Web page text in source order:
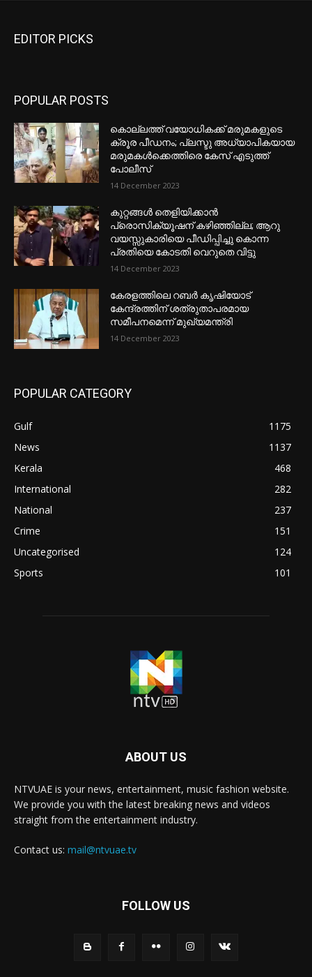
EDITOR PICKS
POPULAR POSTS
കൊല്ലത്ത് വയോധികക്ക് മരുമകളുടെ
ക്രൂര പീഡനം; പ്ലസ്ടു അധ്യാപികയായ
മരുമകൾക്കെത്തിരെ കേസ് എടുത്ത്
പോലീസ്
14 December 2023
കുറ്റങ്ങൾ തെളിയിക്കാൻ
പ്രൊസിക്യൂഷന് കഴിഞ്ഞില്ല; ആറു
വയസ്സുകാരിയെ പീഡിപ്പിച്ചു കൊന്ന
പ്രതിയെ കോടതി വെറുതെ വിട്ടു
14 December 2023
കേരളത്തിലെ റബർ കൃഷിയോട്
കേന്ദ്രത്തിന് ശത്രുതാപരമായ
സമീപനമെന്ന് മുഖ്യമന്ത്രി
14 December 2023
POPULAR CATEGORY
Gulf
1175
News
1137
Kerala
468
International
282
National
237
Crime
151
Uncategorised
124
Sports
101
ABOUT US
NTVUAE is your news, entertainment, music fashion website.
We provide you with the latest breaking news and videos
straight from the entertainment industry.
Contact us: mail@ntvuae.tv
FOLLOW US